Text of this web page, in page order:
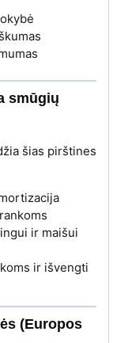
smūgių
šias pirštines
ir maišui
ir išvengti
(Europos